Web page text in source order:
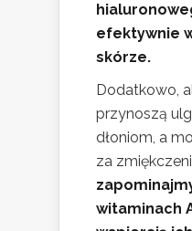
efektywnie
skórze.
Dodatkowo,
przynoszą
dłoniom, a
za
witaminach